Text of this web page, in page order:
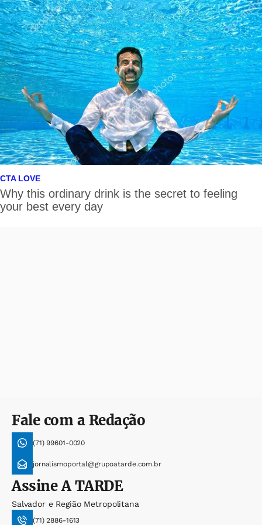
Fale com a Redação
(71) 99601-0020
jornalismoportal@grupoatarde.com.br
AssineA TARDE
Salvador e Região Metropolitana
(71) 2886-1613